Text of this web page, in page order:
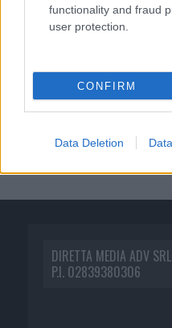
functionality and fraud
user protection.
CONFIRM
Data Deletion
DIRETTA MEDIA ADV SRL
P.I. 02839380306